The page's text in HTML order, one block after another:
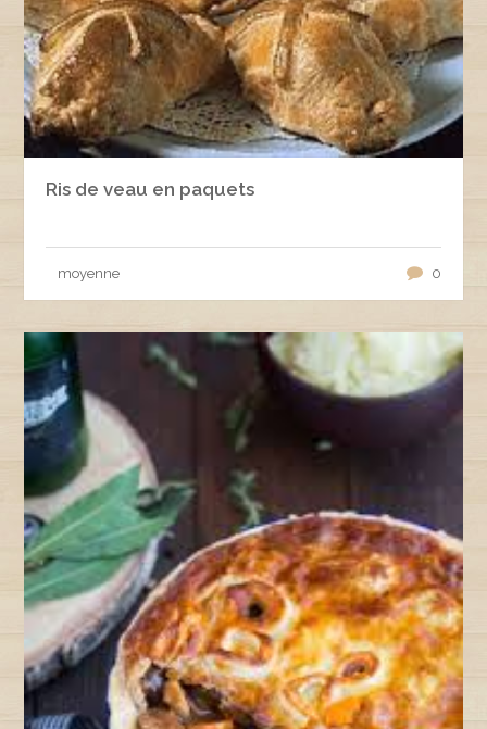
Ris de veau en paquets
moyenne 0